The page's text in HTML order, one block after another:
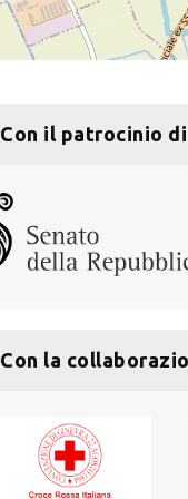
Con il patrocinio di
Con la